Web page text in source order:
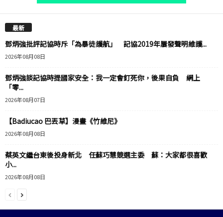
最新
鄧炳強批評記協時斥「為暴徒護航」 記協2019年屢發聲明維護...
2026年08月08日
鄧炳強談記協時提國家安全：我一定會釘死你，後果自負 網上
「零...
2026年08月07日
【Badiucao 巴丟草】漫畫《竹維尼》
2026年08月08日
蔡英文繼台東後投身新北 任蘇巧慧競選主委 蘇：大家都很喜歡
小...
2026年08月08日